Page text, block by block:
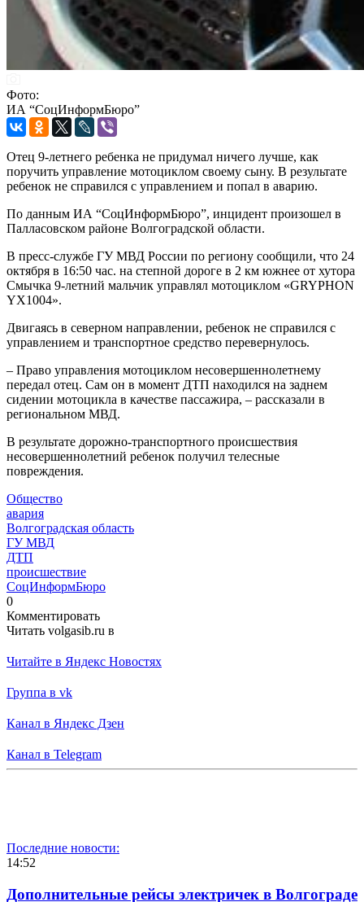
Фото:
ИА “СоцИнформБюро”
Отец 9-летнего ребенка не придумал ничего лучше, как
поручить управление мотоциклом своему сыну. В результате
ребенок не справился с управлением и попал в аварию.
По данным ИА “СоцИнформБюро”, инцидент произошел в
Палласовском районе Волгоградской области.
В пресс-службе ГУ МВД России по региону сообщили, что 24
октября в 16:50 час. на степной дороге в 2 км южнее от хутора
Смычка 9-летний мальчик управлял мотоциклом «GRYPHON
YX1004».
Двигаясь в северном направлении, ребенок не справился с
управлением и транспортное средство перевернулось.
– Право управления мотоциклом несовершеннолетнему
передал отец. Сам он в момент ДТП находился на заднем
сидении мотоцикла в качестве пассажира, – рассказали в
региональном МВД.
В результате дорожно-транспортного происшествия
несовершеннолетний ребенок получил телесные
повреждения.
Общество
авария
Волгоградская область
ГУ МВД
ДТП
происшествие
СоцИнформБюро
0
Комментировать
Читать volgasib.ru в
Читайте в Яндекс Новостях
Группа в vk
Канал в Яндекс Дзен
Канал в Telegram
Последние новости:
14:52
Дополнительные рейсы электричек в Волгограде